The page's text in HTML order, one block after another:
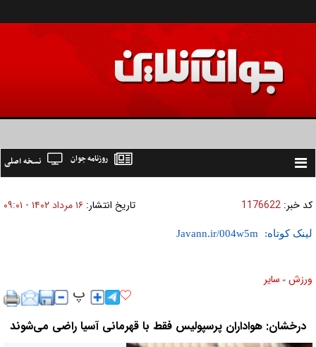
Toggle
نسخه اصلی روزنامه جوان
کد خبر: 1176622 تاریخ انتشار: ۱۶ مرداد ۱۴۰۲ - ۰۹:۰۱
لینک کوتاه:
ورزش » ساير
درخشان: هواداران پرسپولیس فقط با قهرمانی آسیا راضی می‌شوند